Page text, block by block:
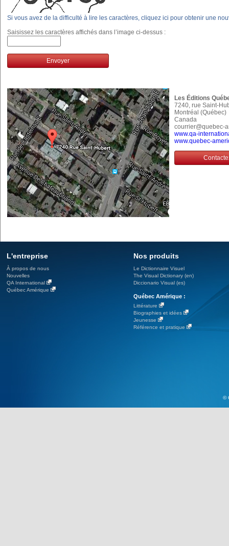
Si vous avez de la difficulté à lire les caractères, cliquez ici pour obtenir une
Saisissez les caractères affichés dans l’image ci-dessus :
Envoyer
Les Éditions
7240, rue Saint-
Montréal
Canada
courrier@quebec-
www.qa-
www.quebec-
L'entreprise
À propos de nous
Nouvelles
QA International
Québec Amérique
Nos produits
Le Dictionnaire Visuel
The Visual Dictionary (en)
Diccionario Visual (es)
Québec Amérique :
Littérature
Biographies et idées
Jeunesse
Référence et pratique
©